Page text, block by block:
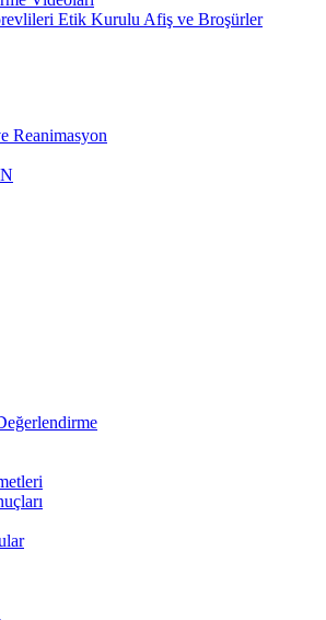
Etik Kurulu Afiş ve Broşürler
Reanimasyon